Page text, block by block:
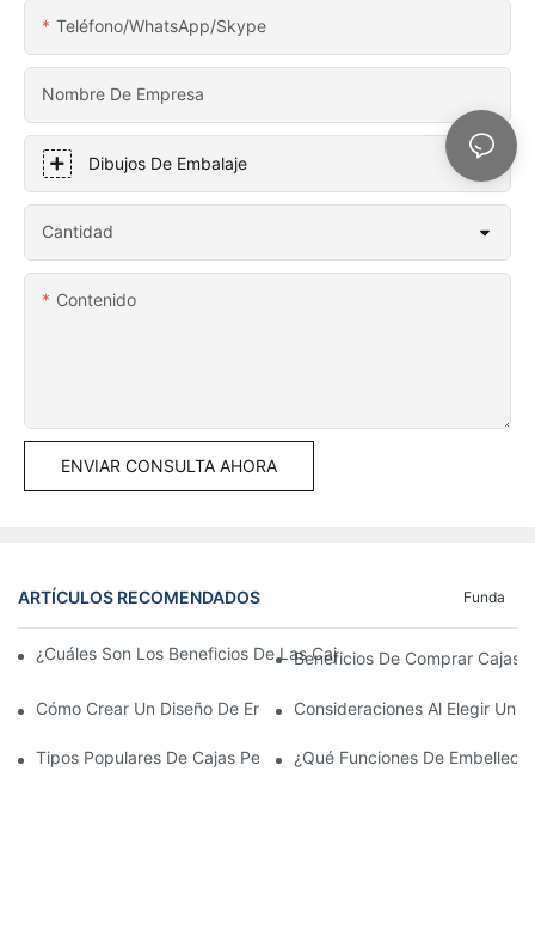
Teléfono/WhatsApp/Skype
Nombre De Empresa
Dibujos De Embalaje
Cantidad
Contenido
ENVIAR CONSULTA AHORA
ARTÍCULOS RECOMENDADOS Funda
¿Cuáles Son Los Beneficios De Las Cajas Expositoras Impresas
Beneficios De Comprar Cajas
Cómo Crear Un Diseño De Embalaje MinimalistaConsideraciones Al Elegir Un
Tipos Populares De Cajas Personalizadas Al Por Mayor: ¿Qué
¿Qué Funciones De